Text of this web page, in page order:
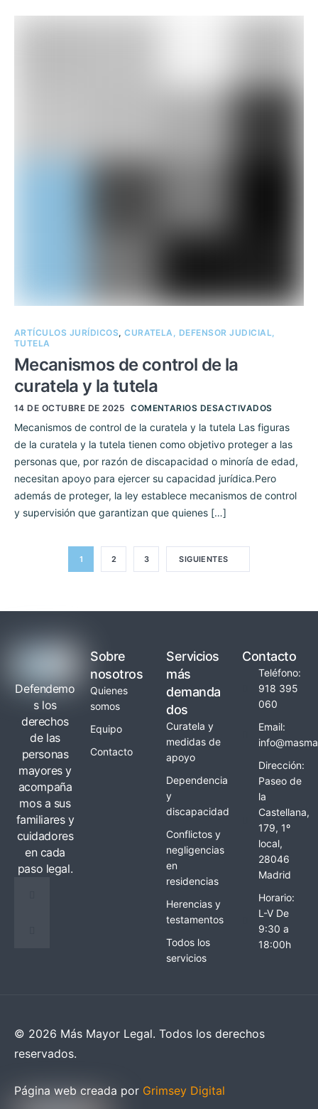
ARTÍCULOS JURÍDICOS,CURATELA, DEFENSOR JUDICIAL,
TUTELA
Mecanismos de control de la
curatela y la tutela
14 DE OCTUBRE DE 2025 COMENTARIOS DESACTIVADOS
Mecanismos de control de la curatela y la tutela Las figuras
de la curatela y la tutela tienen como objetivo proteger a las
personas que, por razón de discapacidad o minoría de edad,
necesitan apoyo para ejercer su capacidad jurídica.Pero
además de proteger, la ley establece mecanismos de control
y supervisión que garantizan que quienes […]
1 2 3 SIGUIENTES
Defendemo
s los
derechos
de las
personas
mayores y
acompaña
mos a sus
familiares y
cuidadores
en cada
paso legal.
Sobre
nosotros
Quienes
somos
Equipo
Contacto
Servicios
más
demanda
dos
Curatela y
medidas de
apoyo
Dependencia
y
discapacidad
Conflictos y
negligencias
en
residencias
Herencias y
testamentos
Todos los
servicios
Contacto
Teléfono:
918 395
060
Email:
Dirección:
Paseo de
la
Castellana,
179, 1º
local,
28046
Madrid
Horario:
L-V De
9:30 a
18:00h
© 2026 Más Mayor Legal. Todos los derechos
reservados.
Página web creada por Grimsey Digital